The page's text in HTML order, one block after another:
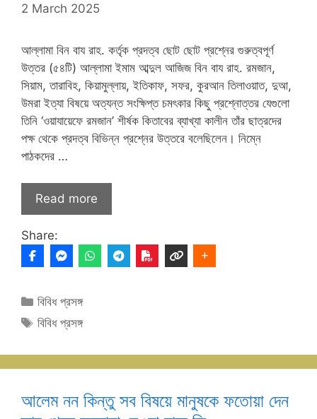
2 March 2025
আল্লামা বিন বায রাহ. কর্তৃক প্রদত্ব ছোট ছোট প্রশ্নের গুরুত্বপূর্ণ
উত্তর (৫৪টি) আল্লামা ইমাম আব্দুল আজিজ বিন বায রাহ. রমজান,
সিয়াম, তারাবিহ, কিয়ামুল্লায়, ইতিকাফ, সফর, কুরআন তিলাওয়াত, দুআ,
উমরা ইত্যা বিষয়ে অত্যন্ত সংক্ষিপ্ত চমৎকার কিছু প্রশ্নোত্তর যেগুলো
তিনি ‘ওয়াযায়েফে রমজান’ শীর্ষক কিতাবের ব্যাখ্যা কালীন তাঁর ছাত্রদের
পক্ষ থেকে প্রদত্ব বিভিন্ন প্রশ্নের উত্তরে বলেছিলেন। নিম্নে
পাঠকদের …
Read more
Share:
Categories
বিবিধ প্রসঙ্গ
Tags
বিবিধ প্রসঙ্গ
আলেম নন কিন্তু সব বিষয়ে মানুষকে ফতোয়া দেন